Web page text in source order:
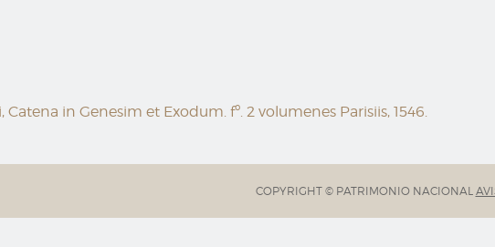
in Genesim et Exodum. fº. 2 volumenes Parisiis, 1546.
COPYRIGHT © PATRIMONIO NACIONAL